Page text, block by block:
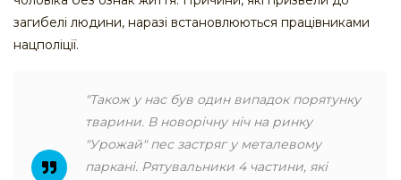
загибелі людини, наразі встановлюються працівниками
нацполіції.
"Також у нас був один випадок порятунку
тварини. В новорічну ніч на ринку
"Урожай" пес застряг у металевому
паркані. Рятувальники 4 частини, які